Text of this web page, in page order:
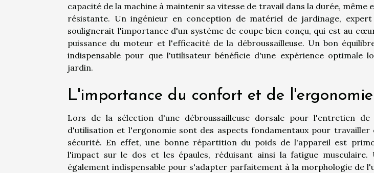
capacité de la machine à maintenir sa vitesse de travail dans la durée, même
résistante. Un ingénieur en conception de matériel de jardinage, expert
soulignerait l'importance d'un système de coupe bien conçu, qui est au
puissance du moteur et l'efficacité de la débroussailleuse. Un bon
indispensable pour que l'utilisateur bénéficie d'une expérience optimale
jardin.
L'importance du confort et de l'ergonomie
Lors de la sélection d'une débroussailleuse dorsale pour l'entretien
d'utilisation et l'ergonomie sont des aspects fondamentaux pour
sécurité. En effet, une bonne répartition du poids de l'appareil est
l'impact sur le dos et les épaules, réduisant ainsi la fatigue musculaire.
également indispensable pour s'adapter parfaitement à la morphologie de